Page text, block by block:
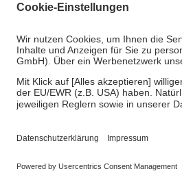
Diese Regeln gelten grundsätzlich auch
Um das Engagement der Versicherten
• Kindern und Jugendlichen bis zum
• Untersuchungen zur Vorsorge und
• empfohlenen Schutzimpfungen
• Harn- und Blutteststreifen
Informationen findest du hier: https://